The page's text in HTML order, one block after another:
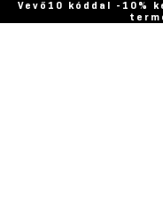
Vevő10 kóddal -10%